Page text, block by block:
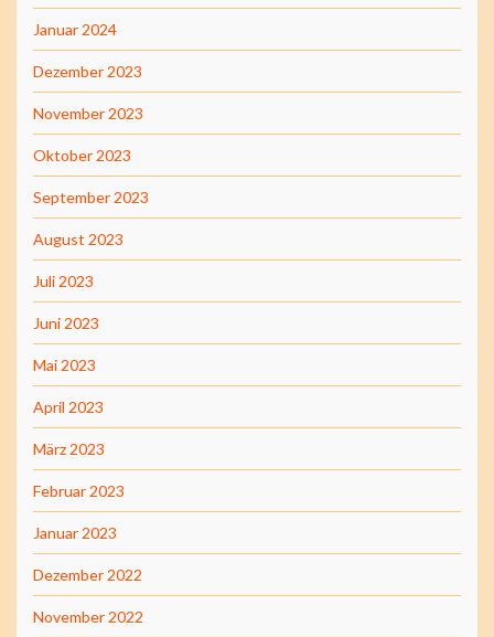
Januar 2024
Dezember 2023
November 2023
Oktober 2023
September 2023
August 2023
Juli 2023
Juni 2023
Mai 2023
April 2023
März 2023
Februar 2023
Januar 2023
Dezember 2022
November 2022